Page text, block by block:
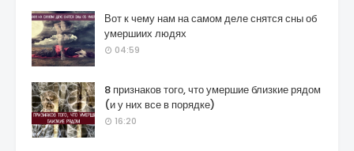
Вот к чему нам на самом деле снятся сны об
умершиих людях
04:59
8 признаков того, что умершие близкие рядом
(и у них все в порядке)
16:20